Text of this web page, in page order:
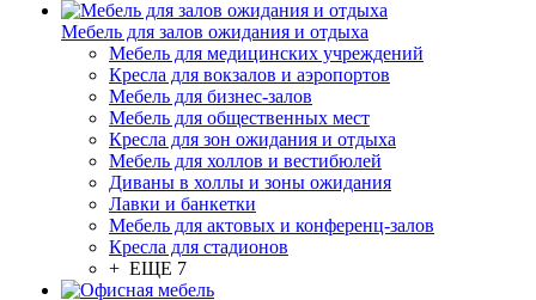
Мебель для залов ожидания и отдыха
Мебель для медицинских учреждений
Кресла для вокзалов и аэропортов
Мебель для бизнес-залов
Мебель для общественных мест
Кресла для зон ожидания и отдыха
Мебель для холлов и вестибюлей
Диваны в холлы и зоны ожидания
Лавки и банкетки
Мебель для актовых и конференц-залов
Кресла для стадионов
+ ЕЩЕ 7